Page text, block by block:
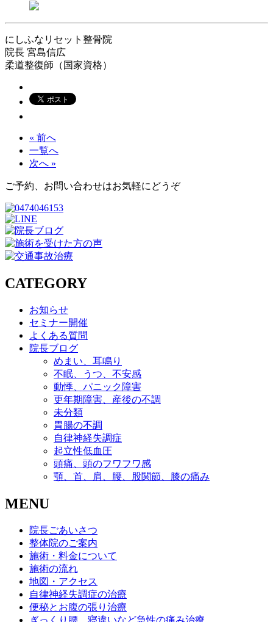
にしふなリセット整骨院
院長 宮島信広
柔道整復師（国家資格）
« 前へ
一覧へ
次へ »
ご予約、お問い合わせはお気軽にどうぞ
CATEGORY
お知らせ
セミナー開催
よくある質問
院長ブログ
めまい、耳鳴り
不眠、うつ、不安感
動悸、パニック障害
更年期障害、産後の不調
未分類
胃腸の不調
自律神経失調症
起立性低血圧
頭痛、頭のフワフワ感
顎、首、肩、腰、股関節、膝の痛み
MENU
院長ごあいさつ
整体院のご案内
施術・料金について
施術の流れ
地図・アクセス
自律神経失調症の治療
便秘とお腹の張り治療
ぎっくり腰、寝違いなど急性の痛み治療